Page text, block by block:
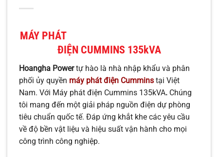
MÁY PHÁT
ĐIỆN CUMMINS 135kVA
Hoangha Powertự hào là nhà nhập khẩu và phân
phối ủy quyền máy phát điện Cummins tại Việt
Nam. Với Máy phát điện Cummins 135kVA. Chúng
tôi mang đến một giải pháp nguồn điện dự phòng
tiêu chuẩn quốc tế. Đáp ứng khắt khe các yêu cầu
về độ bền vật liệu và hiệu suất vận hành cho mọi
công trình công nghiệp.